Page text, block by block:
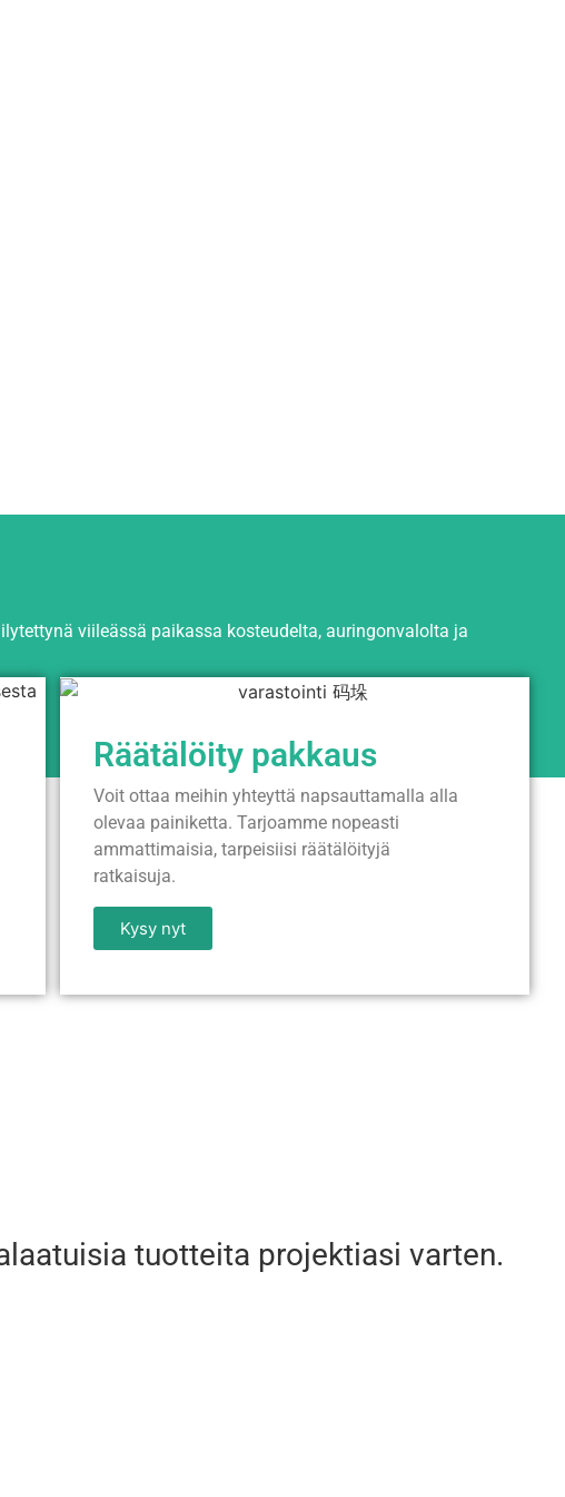
viileässä paikassa kosteudelta, auringonvalolta ja
Räätälöity pakkaus
Voit ottaa meihin yhteyttä napsauttamalla alla
olevaa painiketta. Tarjoamme nopeasti
ammattimaisia, tarpeisiisi räätälöityjä
ratkaisuja.
Kysy nyt
tuotteita projektiasi varten.